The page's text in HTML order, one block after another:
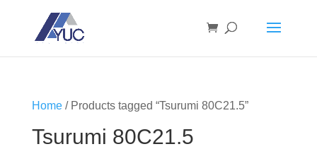
Home/ Products tagged “Tsurumi 80C21.5”
Tsurumi 80C21.5